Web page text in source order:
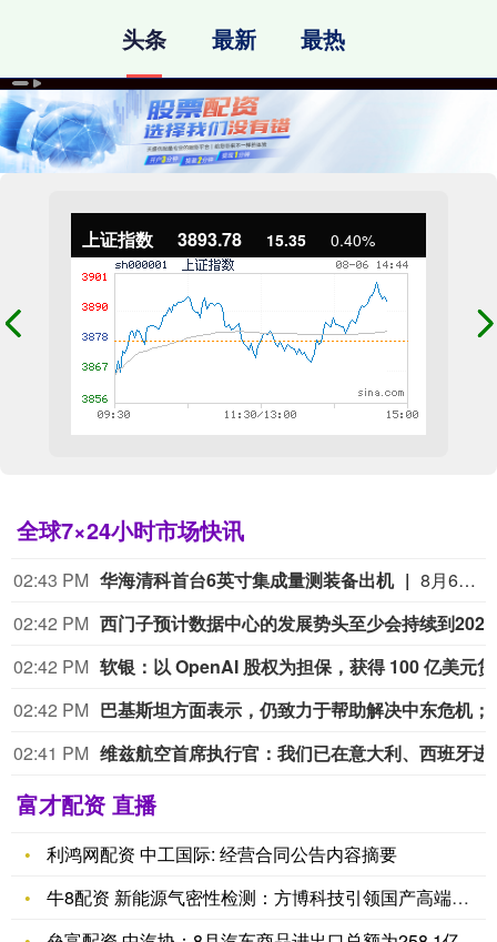
上证指数 3893.78 15.35 0.40%
全球7×24小时市场快讯
02:43 PM 华海清科首台6英寸集成量测装备出机
8月6日，据华海清科消息，公司6英寸集成量测装备今日正式出机，发往国内光学硅材料企业。
02:42 PM
02:42 PM
02:42 PM
02:41 PM
富才配资 直播
利鸿网配资 中工国际: 经营合同公告内容摘要
牛8配资 新能源气密性检测：方博科技引领国产高端检测新纪元
头条 最新 最热